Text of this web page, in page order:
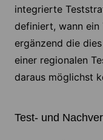
integrierte
definiert, wann ein
ergänzend die
einer regionalen
daraus möglichst
Test- und